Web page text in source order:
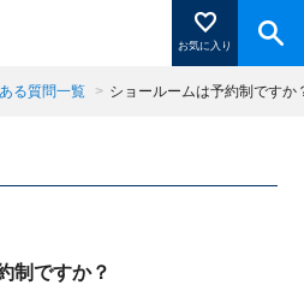
お気に入り
入り登録」を押すと登録した
す。
る質問一覧 > ショールームは予約制ですか
制ですか？